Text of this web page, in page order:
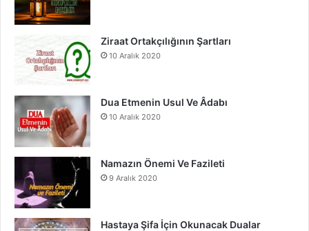
o
e
r
Ziraat Ortakçılığının Şartları
10 Aralık 2020
Dua Etmenin Usul Ve Âdabı
10 Aralık 2020
Namazın Önemi Ve Fazileti
9 Aralık 2020
Hastaya Şifa İçin Okunacak Dualar